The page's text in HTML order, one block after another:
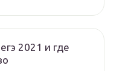
2021 и где